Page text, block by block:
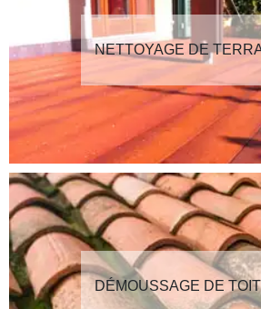
NETTOYAGE DE
DÉMOUSSAGE DE